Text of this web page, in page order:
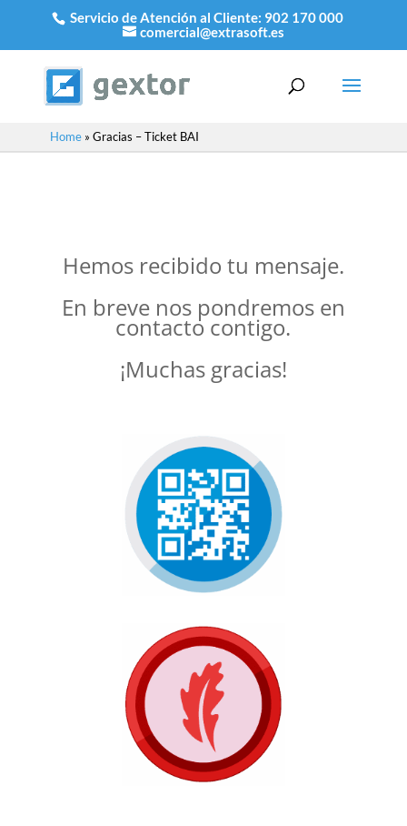
Servicio de Atención al Cliente: 902 170 000
comercial@extrasoft.es
Home» Gracias – Ticket BAI
Hemos recibido tu mensaje.
En breve nos pondremos en
contacto contigo.
¡Muchas gracias!